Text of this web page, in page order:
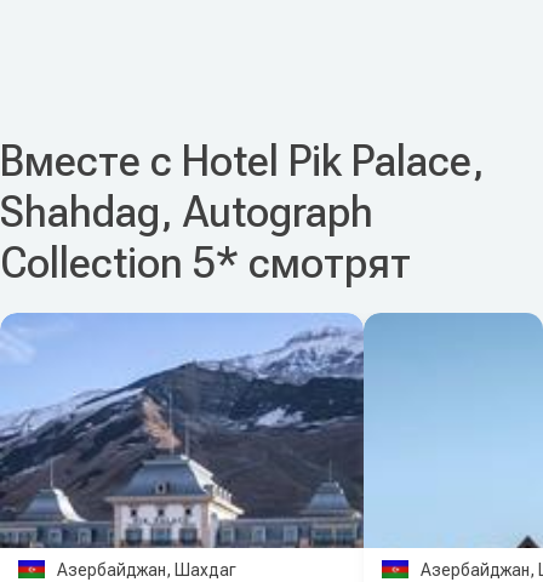
Вместе с Hotel Pik Palace,
Shahdag, Autograph
Collection 5* смотрят
Азербайджан, Шахдаг Азербайджан,